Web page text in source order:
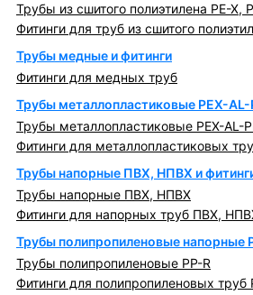
Трубы из сшитого полиэтилена PE-X,
Фитинги для труб из сшитого
Трубы медные и фитинги
Фитинги для медных труб
Трубы металлопластиковые PEX-AL-
Трубы металлопластиковые PEX-AL-
Фитинги для металлопластиковых
Трубы напорные ПВХ, НПВХ и
Трубы напорные ПВХ, НПВХ
Фитинги для напорных труб ПВХ,
Трубы полипропиленовые напорные
Трубы полипропиленовые PP-R
Фитинги для полипропиленовых труб